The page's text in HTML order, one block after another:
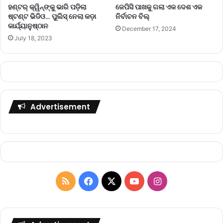
ହଣ୍ଟର୍‌ କ୍ୱିନ୍‌ଙ୍କୁ ଭାରି ପଡ଼ିଲା
ଷ୍ଟଣ୍ଟ ଭିଡିଓ… ପୁଲିସ୍ ନେଲା କଡ଼ା
କାର୍ଯ୍ୟାନୁଷ୍ଠାନ
July 18, 2023
ଜେପିସି ପାଖକୁ ଗଲା ଏକ ଦେଶ ଏକ
ନିର୍ବାଚନ ବିଲ୍
December 17, 2024
Advertisement
R
S
F
c
X
Y
I